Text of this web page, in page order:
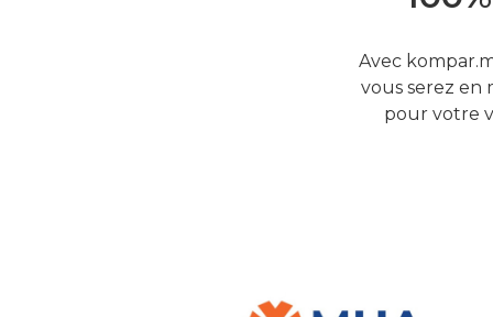
Avec
vous serez en
pour votre